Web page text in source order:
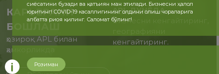
КАРЬЕРАНИ
БОШЛАШ
ҳозироқ APL билан
ҳамкорликда
APL ДУНЁДА
Бизнесни кенгайтиринг,
кенгайтиринг.
сиёсатини бузади ва қатъиян ман этилади. Бизнесни ҳалол
юритинг! COVID-19 касаллигининг олдини олиш чораларига
албатта риоя қилинг. Саломат бўлинг!
Розиман